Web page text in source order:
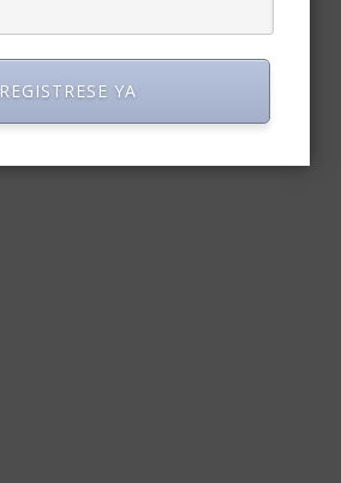
REGISTRESE YA